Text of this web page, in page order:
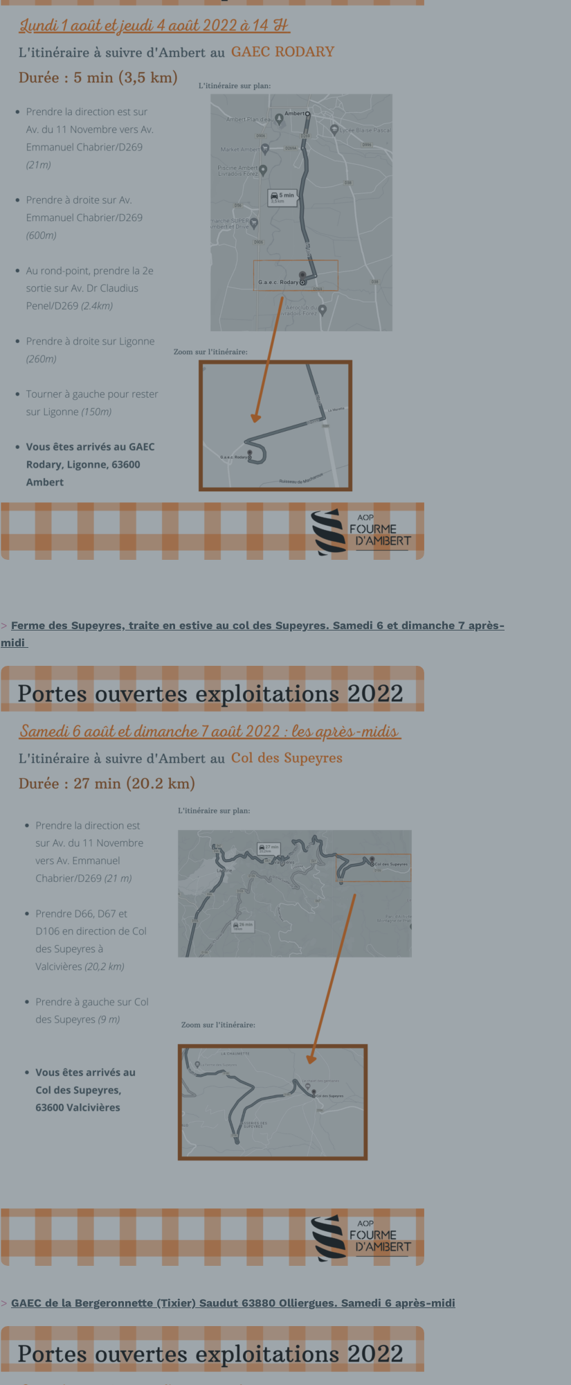
Ferme des Supeyres, traite en estive au col des Supeyres. Samedi 6 et dimanche 7 après-
midi
GAEC de la Bergeronnette (Tixier) Saudut 63880 Olliergues. Samedi 6 après-midi